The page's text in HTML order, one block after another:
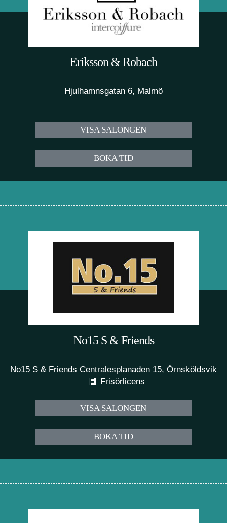
Eriksson & Robach
Hjulhamnsgatan 6, Malmö
VISA SALONGEN
BOKA TID
No15 S & Friends
No15 S & Friends Centralesplanaden 15, Örnsköldsvik
Frisörlicens
VISA SALONGEN
BOKA TID